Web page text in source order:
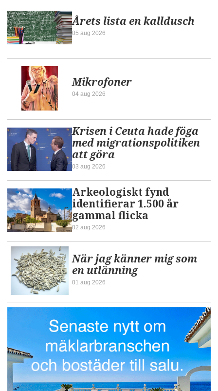
Årets lista en kalldusch
05 aug 2026
Mikrofoner
04 aug 2026
Krisen i Ceuta hade föga
med migrationspolitiken
att göra
03 aug 2026
Arkeologiskt fynd
identifierar 1.500 år
gammal flicka
02 aug 2026
När jag känner mig som
en utlänning
01 aug 2026